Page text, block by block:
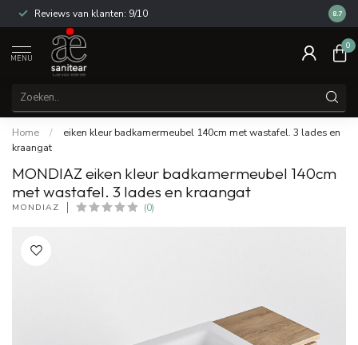
Reviews van klanten: 9/10 14
8.7
MENU
0
Home /
eiken kleur badkamermeubel 140cm met wastafel. 3 lades en
kraangat
MONDIAZ eiken kleur badkamermeubel 140cm
met wastafel. 3 lades en kraangat
MONDIAZ (0)